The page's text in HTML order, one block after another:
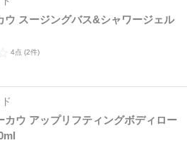
ウ スージングバス&シャワージェル
4点 (2件)
カウ アップリフティングボディロー